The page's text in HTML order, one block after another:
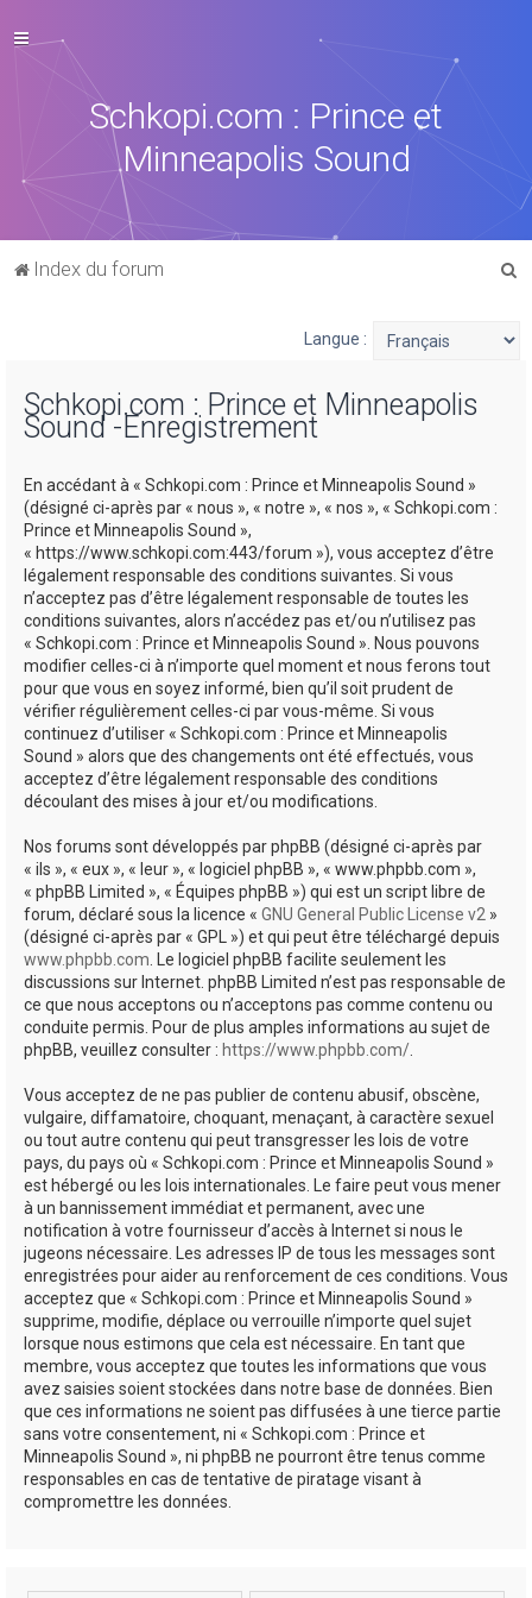
Schkopi.com : Prince et
Minneapolis Sound
Index du forum
Langue :
Schkopi.com : Prince et Minneapolis
Sound -Enregistrement
En accédant à « Schkopi.com : Prince et Minneapolis Sound »
(désigné ci-après par « nous », « notre », « nos », « Schkopi.com :
Prince et Minneapolis Sound »,
« https://www.schkopi.com:443/forum »), vous acceptez d’être
légalement responsable des conditions suivantes. Si vous
n’acceptez pas d’être légalement responsable de toutes les
conditions suivantes, alors n’accédez pas et/ou n’utilisez pas
« Schkopi.com : Prince et Minneapolis Sound ». Nous pouvons
modifier celles-ci à n’importe quel moment et nous ferons tout
pour que vous en soyez informé, bien qu’il soit prudent de
vérifier régulièrement celles-ci par vous-même. Si vous
continuez d’utiliser « Schkopi.com : Prince et Minneapolis
Sound » alors que des changements ont été effectués, vous
acceptez d’être légalement responsable des conditions
découlant des mises à jour et/ou modifications.
Nos forums sont développés par phpBB (désigné ci-après par
« ils », « eux », « leur », « logiciel phpBB », « www.phpbb.com »,
« phpBB Limited », « Équipes phpBB ») qui est un script libre de
forum, déclaré sous la licence « GNU General Public License v2 »
(désigné ci-après par « GPL ») et qui peut être téléchargé depuis
www.phpbb.com . Le logiciel phpBB facilite seulement les
discussions sur Internet. phpBB Limited n’est pas responsable de
ce que nous acceptons ou n’acceptons pas comme contenu ou
conduite permis. Pour de plus amples informations au sujet de
phpBB, veuillez consulter : https://www.phpbb.com/
Vous acceptez de ne pas publier de contenu abusif, obscène,
vulgaire, diffamatoire, choquant, menaçant, à caractère sexuel
ou tout autre contenu qui peut transgresser les lois de votre
pays, du pays où « Schkopi.com : Prince et Minneapolis Sound »
est hébergé ou les lois internationales. Le faire peut vous mener
à un bannissement immédiat et permanent, avec une
notification à votre fournisseur d’accès à Internet si nous le
jugeons nécessaire. Les adresses IP de tous les messages sont
enregistrées pour aider au renforcement de ces conditions. Vous
acceptez que « Schkopi.com : Prince et Minneapolis Sound »
supprime, modifie, déplace ou verrouille n’importe quel sujet
lorsque nous estimons que cela est nécessaire. En tant que
membre, vous acceptez que toutes les informations que vous
avez saisies soient stockées dans notre base de données. Bien
que ces informations ne soient pas diffusées à une tierce partie
sans votre consentement, ni « Schkopi.com : Prince et
Minneapolis Sound », ni phpBB ne pourront être tenus comme
responsables en cas de tentative de piratage visant à
compromettre les données.